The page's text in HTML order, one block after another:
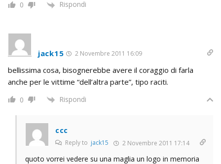
0 Rispondi
jack15 2 Novembre 2011 16:09
bellissima cosa, bisognerebbe avere il coraggio di farla
anche per le vittime “dell’altra parte”, tipo raciti.
0 Rispondi
ccc
Reply to jack15 2 Novembre 2011 17:14
quoto vorrei vedere su una maglia un logo in memoria